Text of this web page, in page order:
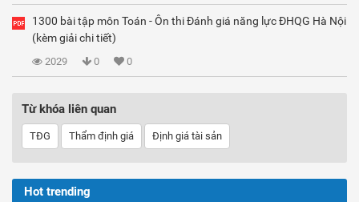
1300 bài tập môn Toán - Ôn thi Đánh giá năng lực ĐHQG Hà Nội
(kèm giải chi tiết)
2029 0 0
Từ khóa liên quan
TĐG Thẩm định giá Định giá tài sản
Hot trending